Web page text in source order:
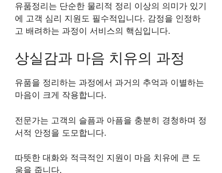
유품정리는 단순한 물리적 정리 이상의 의미가 있기
에 고객 심리 지원도 필수적입니다. 감정을 인정하
고 배려하는 과정이 서비스의 핵심입니다.
상실감과 마음 치유의 과정
유품을 정리하는 과정에서 과거의 추억과 이별하는
마음이 크게 작용합니다.
전문가는 고객의 슬픔과 아픔을 충분히 경청하며 정
서적 안정을 도모합니다.
따뜻한 대화와 적극적인 지원이 마음 치유에 큰 도
움을 줍니다.